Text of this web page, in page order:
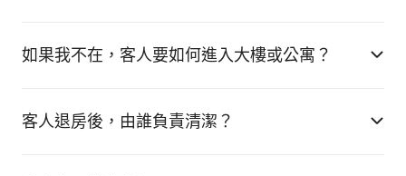
如果我不在，客人要如何進入大樓或公寓？
客人退房後，由誰負責清潔？